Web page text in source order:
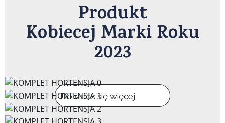
Produkt
Kobiecej Marki Roku
2023
Dowiedz się więcej